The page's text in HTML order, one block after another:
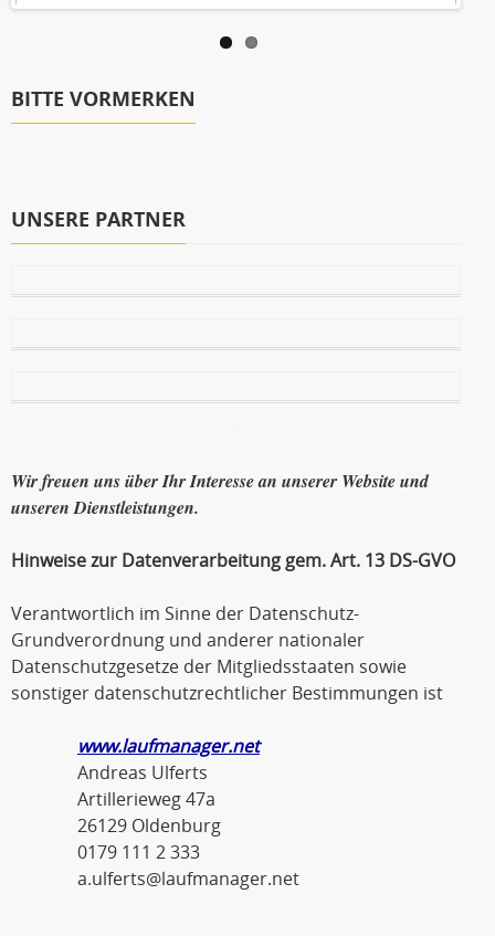
BITTE VORMERKEN
UNSERE PARTNER
Wir freuen uns über Ihr Interesse an unserer Website und
unseren Dienstleistungen.
Hinweise zur Datenverarbeitung gem. Art. 13 DS-GVO
Verantwortlich im Sinne der Datenschutz-
Grundverordnung und anderer nationaler
Datenschutzgesetze der Mitgliedsstaaten sowie
sonstiger datenschutzrechtlicher Bestimmungen ist
www.laufmanager.net
Andreas Ulferts
Artillerieweg 47a
26129 Oldenburg
0179 111 2 333
a.ulferts@laufmanager.net